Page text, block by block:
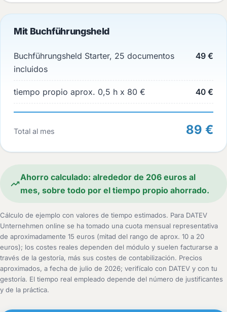
Mit Buchführungsheld
Buchführungsheld Starter, 25 documentos
incluidos
49 €
tiempo propio aprox. 0,5 h x 80 € 40 €
Total al mes 89 €
Ahorro calculado: alrededor de 206 euros al
mes, sobre todo por el tiempo propio ahorrado.
Cálculo de ejemplo con valores de tiempo estimados. Para DATEV
Unternehmen online se ha tomado una cuota mensual representativa
de aproximadamente 15 euros (mitad del rango de aprox. 10 a 20
euros); los costes reales dependen del módulo y suelen facturarse a
través de la gestoría, más sus costes de contabilización. Precios
aproximados, a fecha de julio de 2026; verifícalo con DATEV y con tu
gestoría. El tiempo real empleado depende del número de justificantes
y de la práctica.